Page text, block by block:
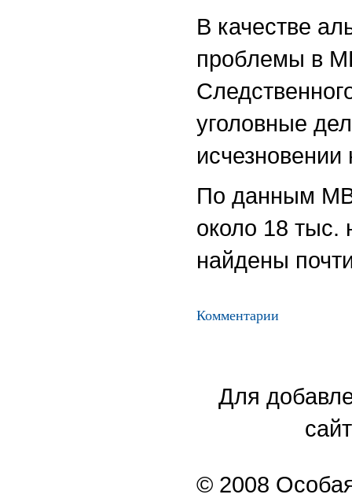
В качестве
проблемы в
уголовные
По данным
около 18 тыс.
найдены
Комментарии
Для
© 2008